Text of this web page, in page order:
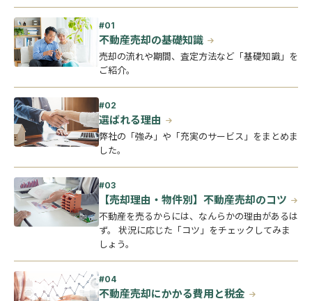
不動産売却の基礎知識
売却の流れや期間、査定方法など「基礎知識」を
ご紹介。
選ばれる理由
弊社の「強み」や「充実のサービス」をまとめま
した。
【売却理由・物件別】不動産売却のコツ
不動産を売るからには、なんらかの理由があるは
ず。 状況に応じた「コツ」をチェックしてみま
しょう。
不動産売却にかかる費用と税金